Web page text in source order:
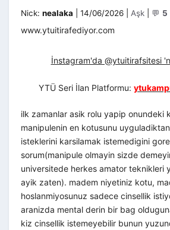
Nick: nealaka 14/06/2026 Kategoriler
Aşk 💬 5
www.ytuitirafediyor.com
İnstagram'da @ytuitirafsitesi
YTÜ Seri İlan Platformu:
ilk zamanlar asik rolu yapip onundeki
manipulenin en kotusunu
isteklerini karsilamak istemedigini
sorum(manipule olmayin sizde
universitede herkes amator teknikleri
ayik zaten). madem niyetiniz kotu,
hoslanmiyosunuz sadece cinsellik
aranizda mental derin bir bag
kiz cinsellik istemeyebilir bunun